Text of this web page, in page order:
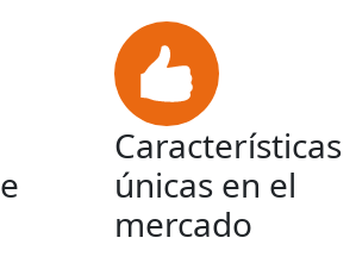
Características
únicas en el
mercado